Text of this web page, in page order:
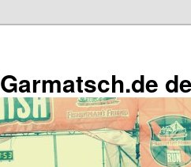
Garmatsch.de